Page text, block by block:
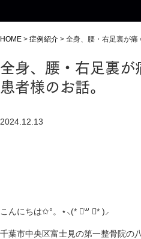
HOME > 症例紹介 > 全身、腰・右足裏が痛
全身、腰・右足裏
患者様のお話。
2024.12.13
こんにちは✩°。⋆⸜(* ॑꒳ ॑* )⸝
千葉市中央区富士見の第一整骨院の